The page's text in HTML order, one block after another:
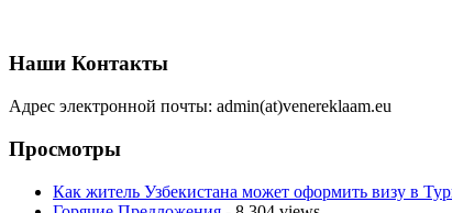
Наши Контакты
Адрес электронной почты: admin(at)venereklaam.eu
Просмотры
Как житель Узбекистана может оформить визу в